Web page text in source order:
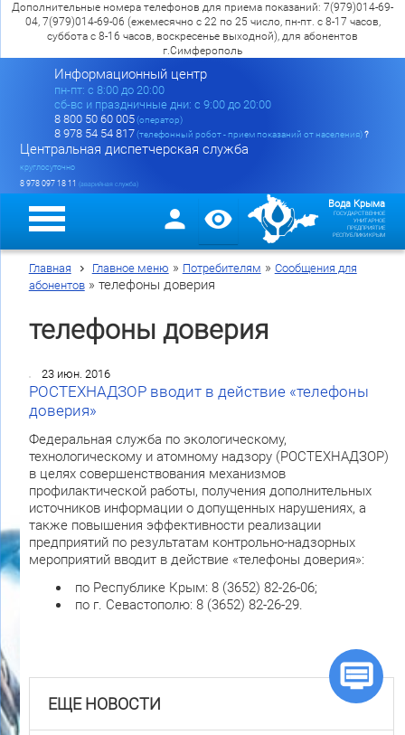
Дополнительные номера телефонов для приема показаний: 7(979)014-69-
04, 7(979)014-69-06 (ежемесячно с 22 по 25 число, пн-пт. с 8-17 часов,
суббота с 8-16 часов, воскресенье выходной), для абонентов
г.Симферополь
Информационный центр
пн-пт: c 8:00 до 20:00
сб-вс и праздничные дни: с 9:00 до 20:00
8 800 50 60 005(оператор)
8 978 54 54 817(телефонный робот - прием показаний от населения)?
Центральная диспетчерская служба
круглосуточно
8 978 097 18 11 (аварийная служба)
Вода Крыма
ГОСУДАРСТВЕННОЕ
УНИТАРНОЕ
ПРЕДПРИЯТИЕ
РЕСПУБЛИКИ КРЫМ
Главная Главное меню » Потребителям » Сообщения для
абонентов» телефоны доверия
телефоны доверия
23 июн. 2016
РОСТЕХНАДЗОР вводит в действие «телефоны
доверия»
Федеральная служба по экологическому,
технологическому и атомному надзору (РОСТЕХНАДЗОР)
в целях совершенствования механизмов
профилактической работы, получения дополнительных
источников информации о допущенных нарушениях, а
также повышения эффективности реализации
предприятий по результатам контрольно-надзорных
мероприятий вводит в действие «телефоны доверия»:
по Республике Крым: 8 (3652) 82-26-06;
по г. Севастополю: 8 (3652) 82-26-29.
ЕЩЕ НОВОСТИ